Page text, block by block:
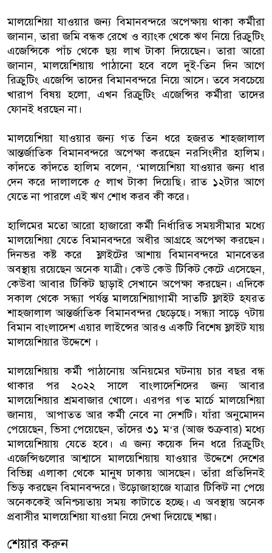
মালয়েশিয়া যাওয়ার জন্য বিমানবন্দরে অপেক্ষায় থাকা কর্মীরা
জানান, তারা জমি বন্ধক রেখে ও ব্যাংক থেকে ঋণ নিয়ে রিক্রুটিং
এজেন্সিকে পাঁচ থেকে ছয় লাখ টাকা দিয়েছেন। তারা আরো
জানান, মালয়েশিয়ায় পাঠানো হবে বলে দুই-তিন দিন আগে
রিক্রুটিং এজেন্সি তাদের বিমানবন্দরে নিয়ে আসে। তবে সবচেয়ে
খারাপ বিষয় হলো, এখন রিক্রুটিং এজেন্সির কর্মীরা তাদের
ফোনই ধরছেন না।
মালয়েশিয়া যাওয়ার জন্য গত তিন ধরে হজরত শাহজালাল
আন্তর্জাতিক বিমানবন্দরে অপেক্ষা করছেন নরসিংদীর হালিম।
কাঁদতে কাঁদতে হালিম বলেন, ‘মালয়েশিয়া যাওয়ার জন্য ধার
দেন করে দালালকে ৫ লাখ টাকা দিয়েছি। রাত ১২টার আগে
যেতে না পারলে এই ঋণ শোধ করব কী করে।
হালিমের মতো আরো হাজারো কর্মী নির্ধারিত সময়সীমার মধ্যে
মালয়েশিয়া যেতে বিমানবন্দরে অধীর আগ্রহে অপেক্ষা করছেন।
দিনভর কষ্ট করে ফ্লাইটের আশায় বিমানবন্দরে মানবেতর
অবস্থায় রয়েছেন অনেক যাত্রী। কেউ কেউ টিকিট কেটে এসেছেন,
কেউবা আবার টিকিট ছাড়াই সেখানে অপেক্ষা করছেন। এদিকে
সকাল থেকে সন্ধ্যা পর্যন্ত মালয়েশিয়াগামী সাতটি ফ্লাইট হযরত
শাহজালাল আন্তর্জাতিক বিমানবন্দর ছেড়েছে। সন্ধ্যা সাড়ে ৭টায়
বিমান বাংলাদেশ এয়ার লাইন্সের আরও একটি বিশেষ ফ্লাইট যায়
মালয়েশিয়ার উদ্দেশে ।
মালয়েশিয়ায় কর্মী পাঠানোয় অনিয়মের ঘটনায় চার বছর বন্ধ
থাকার পর ২০২২ সালে বাংলাদেশিদের জন্য আবার
মালয়েশিয়ার শ্রমবাজার খোলে। এরপর গত মার্চে মালয়েশিয়া
জানায়, আপাতত আর কর্মী নেবে না দেশটি। যাঁরা অনুমোদন
পেয়েছেন, ভিসা পেয়েছেন, তাঁদের ৩১ ম‘র (আজ শুক্রবার) মধ্যে
মালয়েশিয়ায় যেতে হবে। এ জন্য কয়েক দিন ধরে রিক্রুটিং
এজেন্সিগুলোর আশ্বাসে মালয়েশিয়ায় যাওয়ার উদ্দেশে দেশের
বিভিন্ন এলাকা থেকে মানুষ ঢাকায় আসছেন। তাঁরা প্রতিদিনই
ভিড় করছেন বিমানবন্দরে। উড়োজাহাজে যাত্রার টিকিট না পেয়ে
অনেককেই অনিশ্চয়তায় সময় কাটাতে হচ্ছে। এ অবস্থায় অনেক
প্রবাসীর মালয়েশিয়া যাওয়া নিয়ে দেখা দিয়েছে শঙ্কা।
শেয়ার করুন